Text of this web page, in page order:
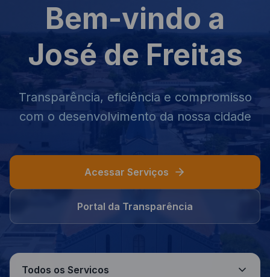
Bem-vindo a
José de Freitas
Transparência, eficiência e compromisso
com o desenvolvimento da nossa cidade
Acessar Serviços
Portal da Transparência
Todos os Servicos